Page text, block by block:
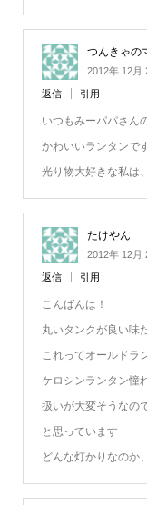
つんきゃの
2012年 12月
返信 引用
いつもみーパパさん
かわいいランタンで
光り物大好きな私は
たけやん
2012年 12月
返信 引用
こんばんは！
丸いタンクが良い味
これってオールドラ
ケロシンランタン憧
扱いが大変そうなの
と思っています
どんな灯かりなのか